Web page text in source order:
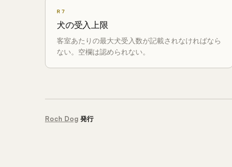
R7
犬の受入上限
客室あたりの最大犬受入数が記載されなければなら
ない。空欄は認められない。
Roch Dog 発行